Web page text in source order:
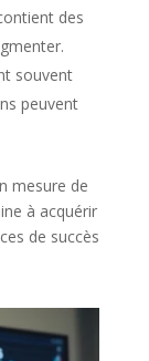
des
souvent
peuvent
mesure de
à acquérir
de succès